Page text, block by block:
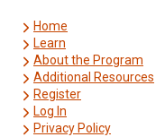
Home
Learn
About the Program
Additional Resources
Register
Log In
Privacy Policy